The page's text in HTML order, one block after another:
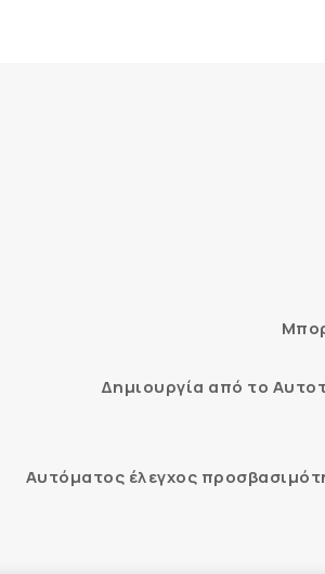
Δημιουργία από το
Αυτόματος έλεγχος